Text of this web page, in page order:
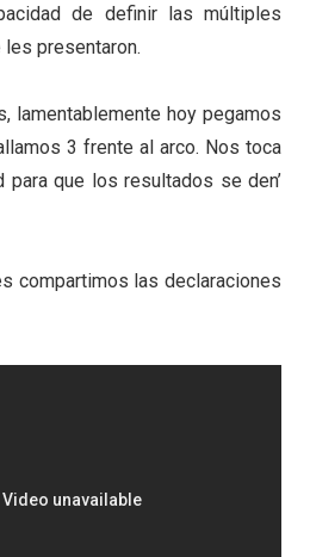
de definir las múltiples
presentaron.
lamentablemente hoy pegamos
3 frente al arco. Nos toca
que los resultados se den’
compartimos las declaraciones